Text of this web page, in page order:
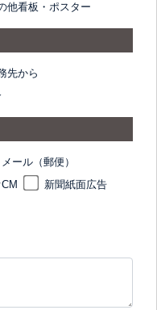
他看板・ポスター
先から
ール（郵便）
新聞紙面広告